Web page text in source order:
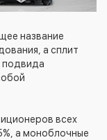
название
а сплит
подвида
всех
а моноблочные